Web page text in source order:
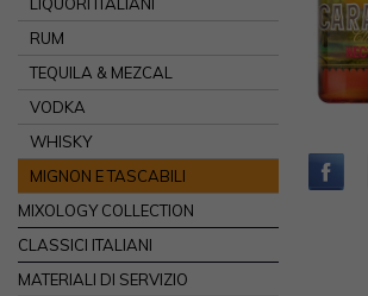
LIQUORI ITALIANI
RUM
TEQUILA & MEZCAL
VODKA
WHISKY
MIGNON E TASCABILI
MIXOLOGY COLLECTION
CLASSICI ITALIANI
MATERIALI DI SERVIZIO